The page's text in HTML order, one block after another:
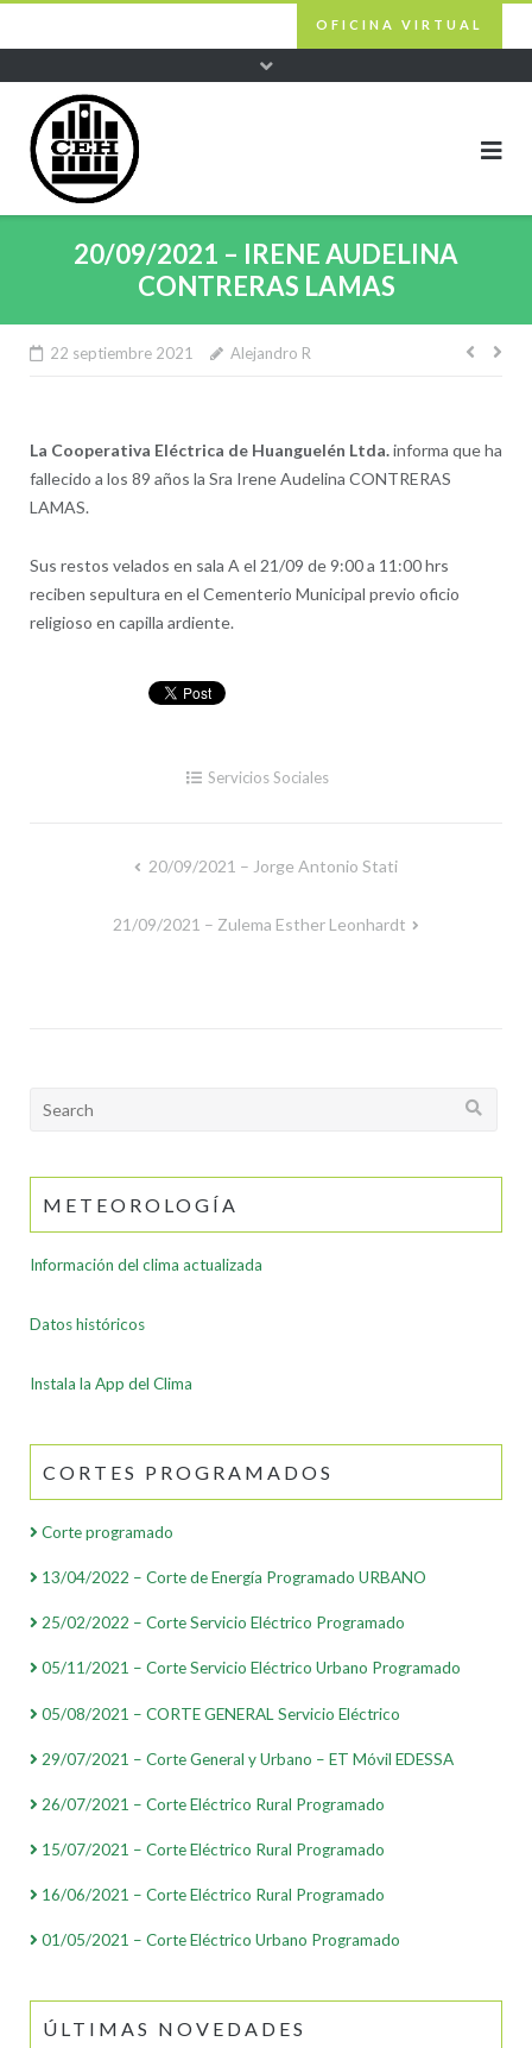
OFICINA VIRTUAL
20/09/2021 – IRENE AUDELINA
CONTRERAS LAMAS
22 septiembre 2021 Alejandro R
La Cooperativa Eléctrica de Huanguelén Ltda.informa que ha
fallecido a los 89 años la Sra Irene Audelina CONTRERAS
LAMAS.
Sus restos velados en sala A el 21/09 de 9:00 a 11:00 hrs
reciben sepultura en el Cementerio Municipal previo oficio
religioso en capilla ardiente.
Servicios Sociales
20/09/2021 – Jorge Antonio Stati
21/09/2021 – Zulema Esther Leonhardt
Search
METEOROLOGÍA
Información del clima actualizada
Datos históricos
Instala la App del Clima
CORTES PROGRAMADOS
Corte programado
13/04/2022 – Corte de Energía Programado URBANO
25/02/2022 – Corte Servicio Eléctrico Programado
05/11/2021 – Corte Servicio Eléctrico Urbano Programado
05/08/2021 – CORTE GENERAL Servicio Eléctrico
29/07/2021 – Corte General y Urbano – ET Móvil EDESSA
26/07/2021 – Corte Eléctrico Rural Programado
15/07/2021 – Corte Eléctrico Rural Programado
16/06/2021 – Corte Eléctrico Rural Programado
01/05/2021 – Corte Eléctrico Urbano Programado
ÚLTIMAS NOVEDADES